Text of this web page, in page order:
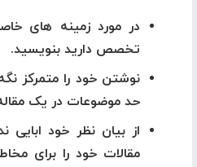
در مورد زمینه های
تخصص دارید بنویسید.
نوشتن خود را متمرکز
حد موضوعات در یک
از بیان نظر خود ابایی
مقالات خود را برای